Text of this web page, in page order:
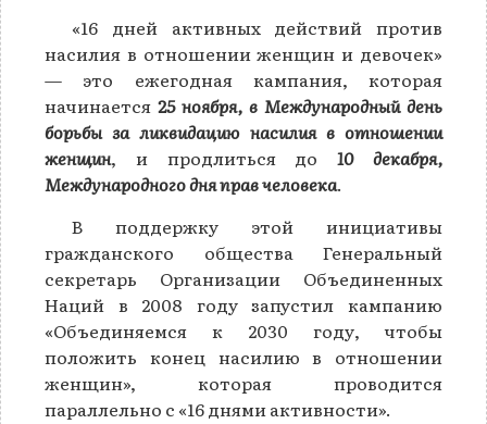
«16 дней активных действий против
насилия в отношении женщин и девочек»
— это ежегодная кампания, которая
начинается 25 ноября, в Международный день
борьбы за ликвидацию насилия в отношении
женщин, и продлиться до10 декабря,
Международного дня прав человека.
В поддержку этой инициативы
гражданского общества Генеральный
секретарь Организации Объединенных
Наций в 2008 году запустил кампанию
«Объединяемся к 2030 году, чтобы
положить конец насилию в отношении
женщин», которая проводится
параллельно с «16 днями активности».